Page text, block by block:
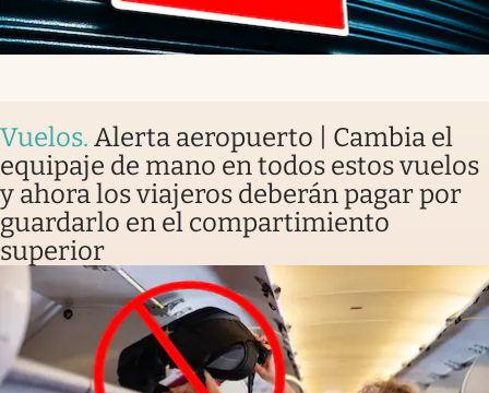
Vuelos. Alerta aeropuerto | Cambia el
equipaje de mano en todos estos vuelos
y ahora los viajeros deberán pagar por
guardarlo en el compartimiento
superior